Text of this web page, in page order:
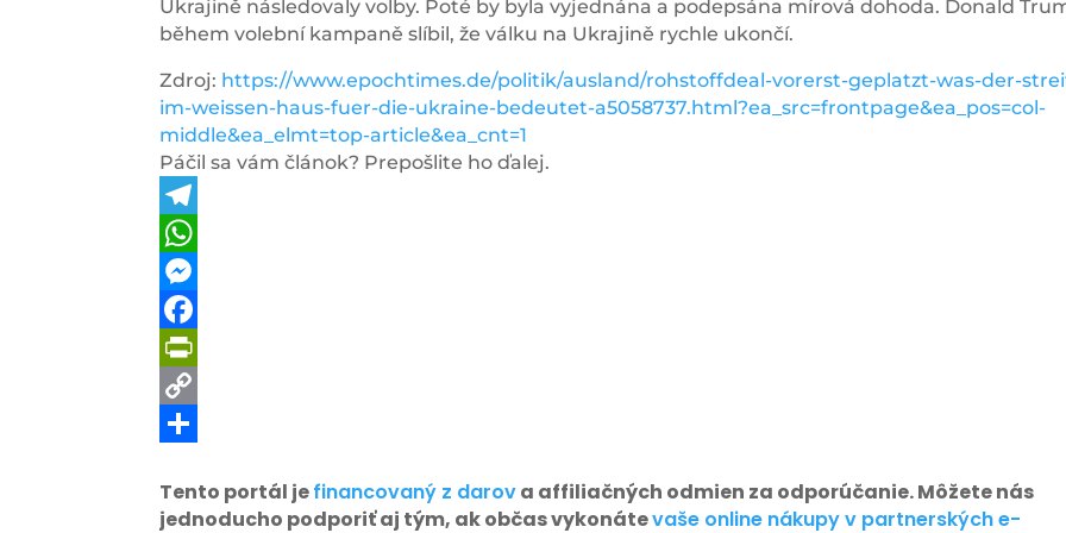
Ukrajině následovaly volby. Poté by byla vyjednána a podepsána mírová dohoda. Donald
během volební kampaně slíbil, že válku na Ukrajině rychle ukončí.
Zdroj: https://www.epochtimes.de/politik/ausland/rohstoffdeal-vorerst-geplatzt-was-der-
im-weissen-haus-fuer-die-ukraine-bedeutet-a5058737.html?ea_src=frontpage&ea_pos=col-
middle&ea_elmt=top-article&ea_cnt=1
Páčil sa vám článok? Prepošlite ho ďalej.
Telegram
WhatsApp
Messenger
Facebook
PrintFriendly
Copy
Tento portál jefinancovaný z darova affiliačných odmien za odporúčanie. Môžete nás
jednoducho podporiť aj tým, ak občas vykonátevaše online nákupy v partnerských e-